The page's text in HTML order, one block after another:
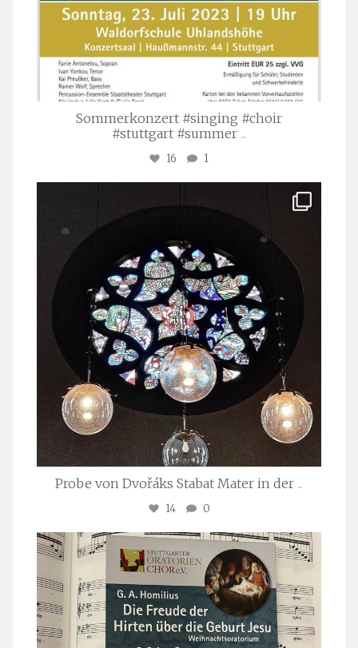
Sommerkonzert #singing #choir
#stuttgart #summer ...
16 1
Apr. 1
Probe von Dvořáks Stabat Mater in der ...
14 0
stuttgarter_oratorienchor
Nov. 29